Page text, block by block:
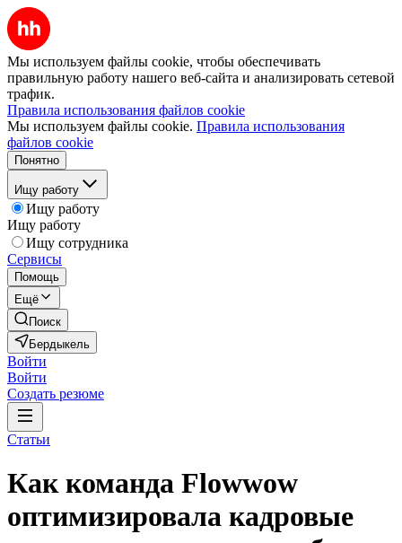
Мы используем файлы cookie, чтобы обеспечивать
правильную работу нашего веб-сайта и анализировать сетевой
трафик.
Правила использования файлов cookie
Мы используем файлы cookie. Правила использования
файлов cookie
Понятно
Ищу работу
Ищу работу
Ищу работу
Ищу сотрудника
Сервисы
Помощь
Ещё
Поиск
Бердыкель
Войти
Войти
Создать резюме
Статьи
Как команда Flowwow
оптимизировала кадровые